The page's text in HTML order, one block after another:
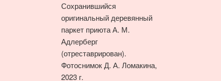
Сохранившийся
оригинальный деревянный
паркет приюта А. М.
Адлерберг
(отреставрирован).
Фотоснимок Д. А. Ломакина,
2023 г.